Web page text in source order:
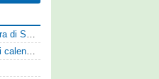
Figuraccia LND: si dimenticano di una squadra di Serie D, è da rifare il programma Coppa Italia
Serie D, ci siamo: data e orario dell'uscita dei calendari ufficiali